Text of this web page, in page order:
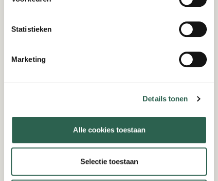
Statistieken
Marketing
Details tonen
Alle cookies toestaan
Selectie toestaan
Meest gelezen artikelen